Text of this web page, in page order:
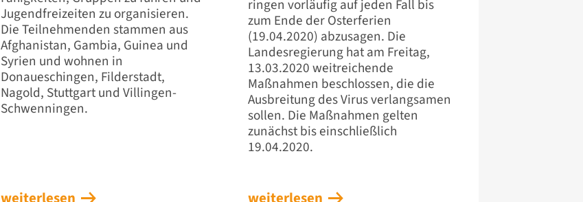
Jugendfreizeiten zu organisieren.
Die Teilnehmenden stammen aus
Afghanistan, Gambia, Guinea und
Syrien und wohnen in
Donaueschingen, Filderstadt,
Nagold, Stuttgart und Villingen-
Schwenningen.
ringen vorläufig auf jeden Fall bis
zum Ende der Osterferien
(19.04.2020) abzusagen. Die
Landesregierung hat am Freitag,
13.03.2020 weitreichende
Maßnahmen beschlossen, die die
Ausbreitung des Virus verlangsamen
sollen. Die Maßnahmen gelten
zunächst bis einschließlich
19.04.2020.